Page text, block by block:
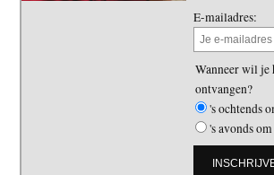
E-mailadres:
Wanneer wil je
ontvangen?
's ochtends
's avonds